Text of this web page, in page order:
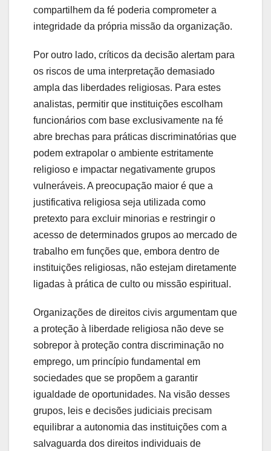
compartilhem da fé poderia comprometer a
integridade da própria missão da organização.
Por outro lado, críticos da decisão alertam para
os riscos de uma interpretação demasiado
ampla das liberdades religiosas. Para estes
analistas, permitir que instituições escolham
funcionários com base exclusivamente na fé
abre brechas para práticas discriminatórias que
podem extrapolar o ambiente estritamente
religioso e impactar negativamente grupos
vulneráveis. A preocupação maior é que a
justificativa religiosa seja utilizada como
pretexto para excluir minorias e restringir o
acesso de determinados grupos ao mercado de
trabalho em funções que, embora dentro de
instituições religiosas, não estejam diretamente
ligadas à prática de culto ou missão espiritual.
Organizações de direitos civis argumentam que
a proteção à liberdade religiosa não deve se
sobrepor à proteção contra discriminação no
emprego, um princípio fundamental em
sociedades que se propõem a garantir
igualdade de oportunidades. Na visão desses
grupos, leis e decisões judiciais precisam
equilibrar a autonomia das instituições com a
salvaguarda dos direitos individuais de